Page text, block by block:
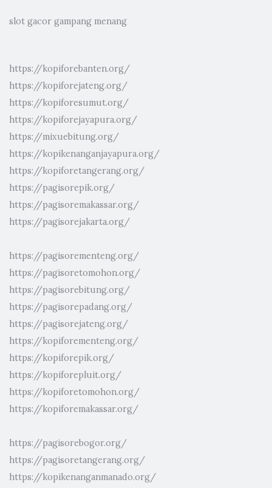
slot gacor gampang menang
https://kopiforebanten.org/
https://kopiforejateng.org/
https://kopiforesumut.org/
https://kopiforejayapura.org/
https://mixuebitung.org/
https://kopikenanganjayapura.org/
https://kopiforetangerang.org/
https://pagisorepik.org/
https://pagisoremakassar.org/
https://pagisorejakarta.org/
https://pagisorementeng.org/
https://pagisoretomohon.org/
https://pagisorebitung.org/
https://pagisorepadang.org/
https://pagisorejateng.org/
https://kopiforementeng.org/
https://kopiforepik.org/
https://kopiforepluit.org/
https://kopiforetomohon.org/
https://kopiforemakassar.org/
https://pagisorebogor.org/
https://pagisoretangerang.org/
https://kopikenanganmanado.org/